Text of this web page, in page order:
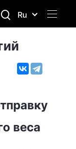
Ru
веса